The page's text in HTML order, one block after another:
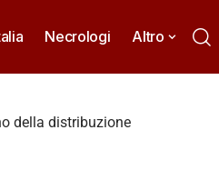
Necrologi Altro
della distribuzione